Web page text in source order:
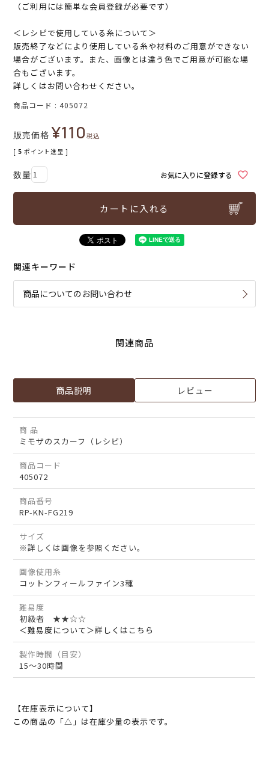
（ご利用には簡単な会員登録が必要です）
＜レシピで使用している糸について＞
販売終了などにより使用している糸や材料のご用意ができない
場合がございます。また、画像とは違う色でご用意が可能な場
合もございます。
詳しくはお問い合わせください。
商品コード 405072
販売価格 ¥110税込
[ 5 ポイント進呈 ]
お気に入りに登録する
カートに入れる
関連キーワード
商品についてのお問い合わせ
関連商品
商品説明 レビュー
商 品
ミモザのスカーフ（レシピ）
商品コード
405072
商品番号
RP-KN-FG219
サイズ
※詳しくは画像を参照ください。
画像使用糸
コットンフィールファイン3種
難易度
初級者 ★★☆☆
＜難易度について＞詳しくはこちら
製作時間（目安）
15～30時間
【在庫表示について】
この商品の「△」は在庫少量の表示です。